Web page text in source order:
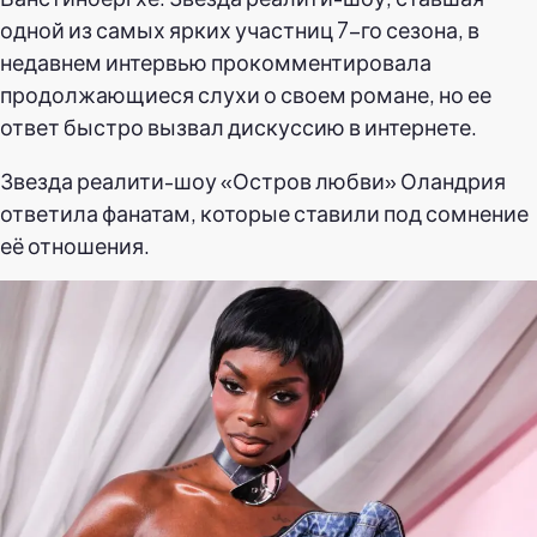
одной из самых ярких участниц 7-го сезона, в
недавнем интервью прокомментировала
продолжающиеся слухи о своем романе, но ее
ответ быстро вызвал дискуссию в интернете.
Звезда реалити-шоу «Остров любви» Оландрия
ответила фанатам, которые ставили под сомнение
её отношения.